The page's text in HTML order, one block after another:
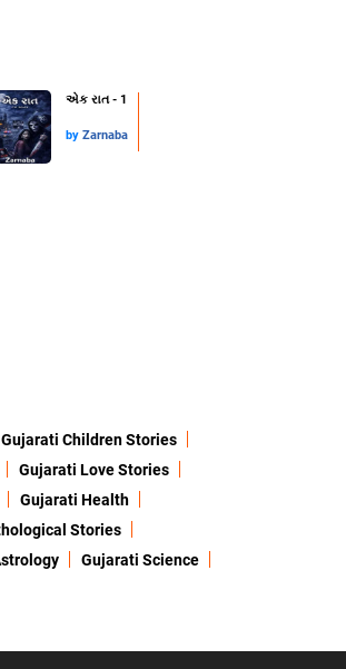
એક રાત - 1
by Zarnaba
Gujarati Children Stories
Gujarati Love Stories
Gujarati Health
Stories
Gujarati Science